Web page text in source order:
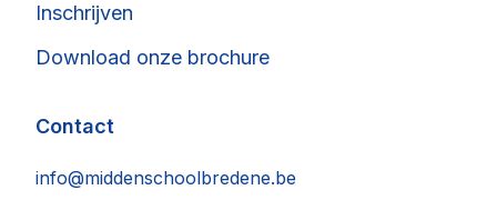
Inschrijven
Download onze brochure
Contact
info@middenschoolbredene.be